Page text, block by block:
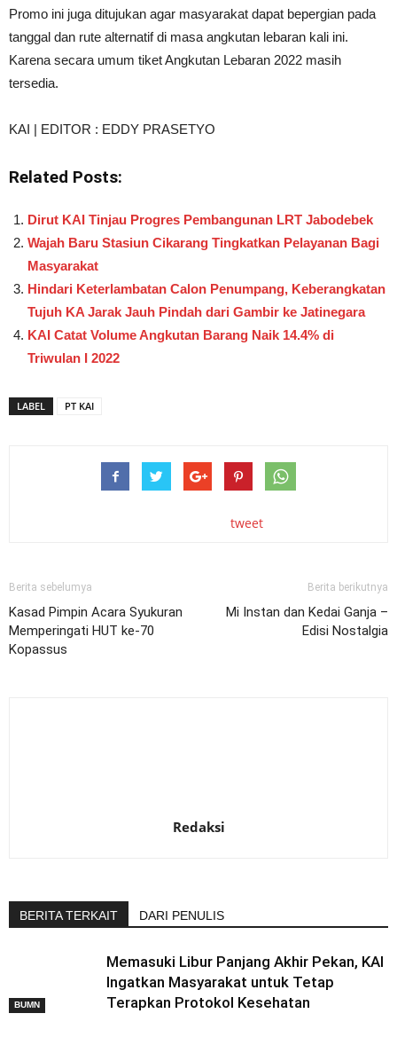
Promo ini juga ditujukan agar masyarakat dapat bepergian pada
tanggal dan rute alternatif di masa angkutan lebaran kali ini.
Karena secara umum tiket Angkutan Lebaran 2022 masih
tersedia.
KAI | EDITOR : EDDY PRASETYO
Related Posts:
Dirut KAI Tinjau Progres Pembangunan LRT Jabodebek
Wajah Baru Stasiun Cikarang Tingkatkan Pelayanan Bagi
Masyarakat
Hindari Keterlambatan Calon Penumpang, Keberangkatan
Tujuh KA Jarak Jauh Pindah dari Gambir ke Jatinegara
KAI Catat Volume Angkutan Barang Naik 14.4% di
Triwulan I 2022
LABEL PT KAI
tweet
Berita sebelumya
Kasad Pimpin Acara Syukuran
Memperingati HUT ke-70
Kopassus
Berita berikutnya
Mi Instan dan Kedai Ganja –
Edisi Nostalgia
Redaksi
BERITA TERKAIT DARI PENULIS
BUMN
Memasuki Libur Panjang Akhir Pekan, KAI
Ingatkan Masyarakat untuk Tetap
Terapkan Protokol Kesehatan